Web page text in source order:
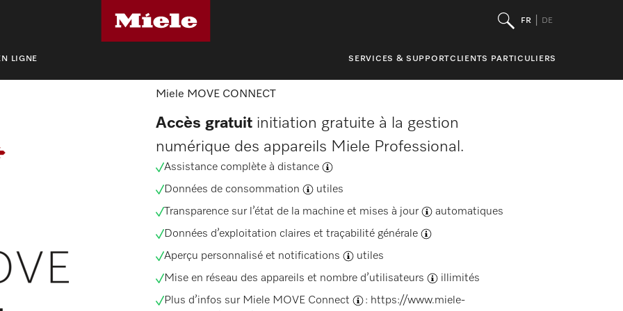
FR DE
LIGNE SERVICES & SUPPORTCLIENTS PARTICULIERS
Miele MOVE CONNECT
Accès gratuit initiation gratuite à la gestion
numérique des appareils Miele Professional.
Assistance complète à distance
Données de consommation
utiles
Transparence sur l’état de la machine et mises à jour
automatiques
Données d’exploitation claires et traçabilité générale
Aperçu personnalisé et notifications
utiles
Mise en réseau des appareils et nombre d’utilisateurs
illimités
Plus d’infos sur Miele MOVE Connect
: https://www.miele-